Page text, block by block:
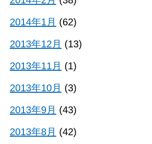
2014年1月 (62)
2013年12月 (13)
2013年11月 (1)
2013年10月 (3)
2013年9月 (43)
2013年8月 (42)